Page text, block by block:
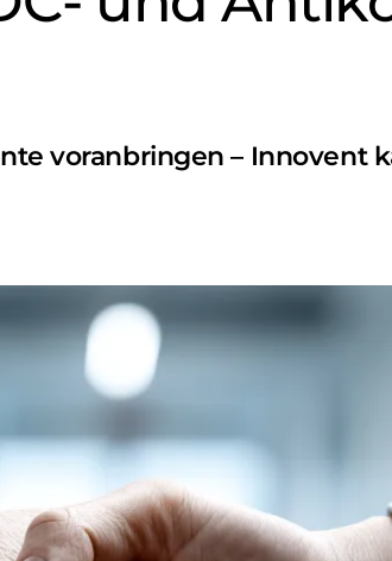
voranbringen – Innovent